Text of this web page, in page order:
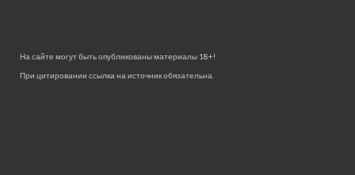
На сайте могут быть опубликованы материалы 18+!
При цитировании ссылка на источник обязательна.